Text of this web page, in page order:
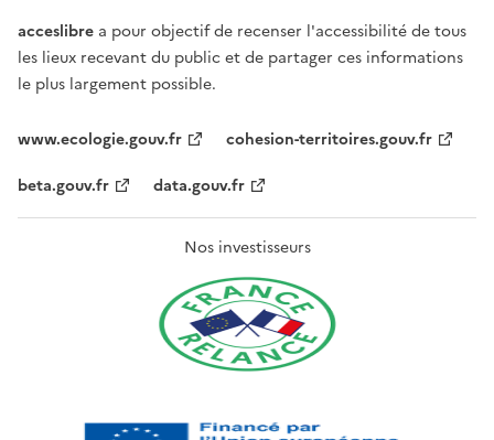
acceslibre a pour objectif de recenser l'accessibilité de tous
les lieux recevant du public et de partager ces informations
le plus largement possible.
www.ecologie.gouv.fr
cohesion-territoires.gouv.fr
beta.gouv.fr
data.gouv.fr
Nos investisseurs